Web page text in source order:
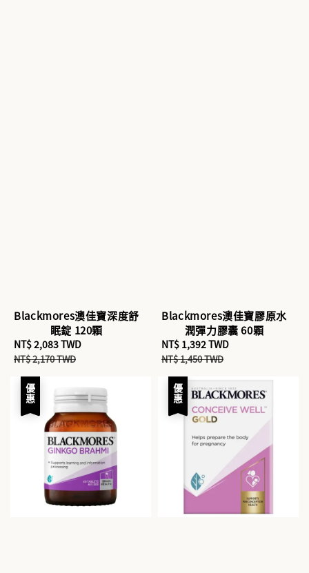
Blackmores澳佳寶深度舒
眠錠 120顆
Sale
price
NT$ 2,083 TWD
NT$ 2,170 TWD
Blackmores澳佳寶膠原水
潤彈力膠囊 60顆
Sale
price
NT$ 1,392 TWD
NT$ 1,450 TWD
優惠 優惠